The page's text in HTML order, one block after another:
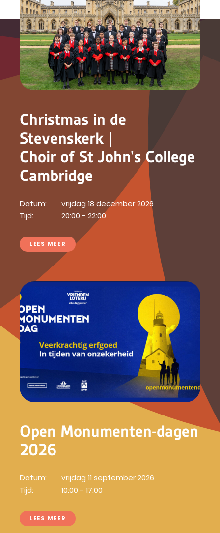
Christmas in de
Stevenskerk |
Choir of St John's College
Cambridge
Datum:
Tijd:
vrijdag 18 december 2026
20:00 - 22:00
LEES MEER
Open Monumenten-dagen
2026
Datum:
Tijd:
vrijdag 11 september 2026
10:00 - 17:00
LEES MEER